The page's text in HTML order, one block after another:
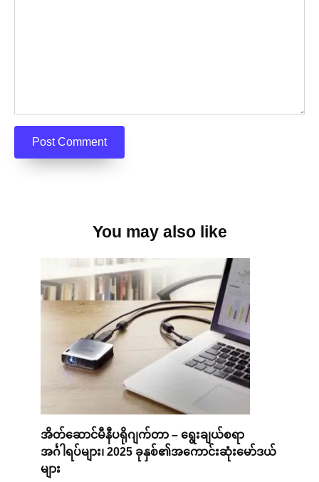
You may also like
အိတ်ဆောင်မီနီပရိုဂျက်တာ – ရွေးချယ်စရာ
အင်္ဂါရပ်များ၊ 2025 ခုနှစ်၏အကောင်းဆုံးမော်ဒယ်
များ